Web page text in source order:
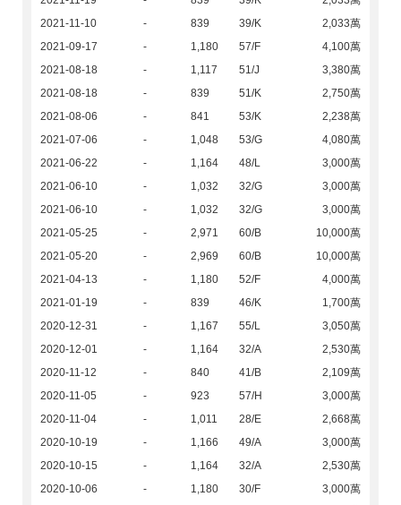
2021-11-10
- 839 39/K
2,033萬
2021-09-17
- 1,180 57/F
4,100萬
2021-08-18
- 1,117 51/J
3,380萬
2021-08-18
- 839 51/K
2,750萬
2021-08-06
- 841 53/K
2,238萬
2021-07-06
- 1,048 53/G
4,080萬
2021-06-22
- 1,164 48/L
3,000萬
2021-06-10
- 1,032 32/G
3,000萬
2021-06-10
- 1,032 32/G
3,000萬
2021-05-25
- 2,971 60/B
10,000萬
2021-05-20
- 2,969 60/B
10,000萬
2021-04-13
- 1,180 52/F
4,000萬
2021-01-19
- 839 46/K
1,700萬
2020-12-31
- 1,167 55/L
3,050萬
2020-12-01
- 1,164 32/A
2,530萬
2020-11-12
- 840 41/B
2,109萬
2020-11-05
- 923 57/H
3,000萬
2020-11-04
- 1,011 28/E
2,668萬
2020-10-19
- 1,166 49/A
3,000萬
2020-10-15
- 1,164 32/A
2,530萬
2020-10-06
- 1,180 30/F
3,000萬